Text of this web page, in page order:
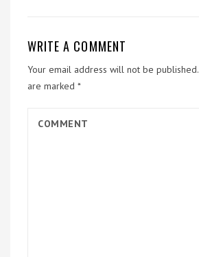
WRITE A COMMENT
Your email address will not be published.
are marked *